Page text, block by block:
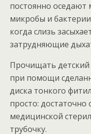
постоянно
микробы и
когда слизь
затрудняющие
Прочищать
при помощи
диска тонкого
просто: достаточно
медицинской
трубочку.